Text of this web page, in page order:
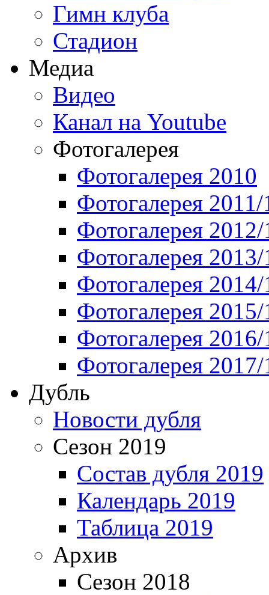
Гимн клуба
Стадион
Медиа
Видео
Канал на Youtube
Фотогалерея
Фотогалерея 2010
Фотогалерея 2011/
Фотогалерея
Фотогалерея
Фотогалерея
Фотогалерея
Фотогалерея
Фотогалерея
Дубль
Новости дубля
Сезон 2019
Состав дубля 2019
Календарь 2019
Таблица 2019
Архив
Сезон 2018